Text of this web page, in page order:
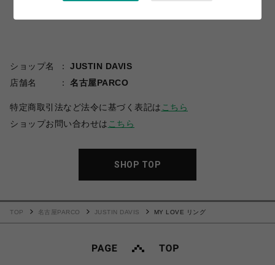
ショップ名
JUSTIN DAVIS
店舗名
名古屋PARCO
特定商取引法など法令に基づく表記は こちら
ショップお問い合わせは こちら
SHOP TOP
TOP 名古屋PARCO JUSTIN DAVIS MY LOVE リング